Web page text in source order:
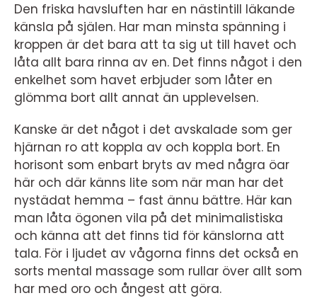
Den friska havsluften har en nästintill läkande
känsla på själen. Har man minsta spänning i
kroppen är det bara att ta sig ut till havet och
låta allt bara rinna av en. Det finns något i den
enkelhet som havet erbjuder som låter en
glömma bort allt annat än upplevelsen.
Kanske är det något i det avskalade som ger
hjärnan ro att koppla av och koppla bort. En
horisont som enbart bryts av med några öar
här och där känns lite som när man har det
nystädat hemma – fast ännu bättre. Här kan
man låta ögonen vila på det minimalistiska
och känna att det finns tid för känslorna att
tala. För i ljudet av vågorna finns det också en
sorts mental massage som rullar över allt som
har med oro och ångest att göra.